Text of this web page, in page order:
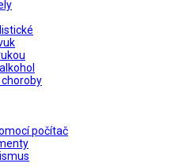
počítač